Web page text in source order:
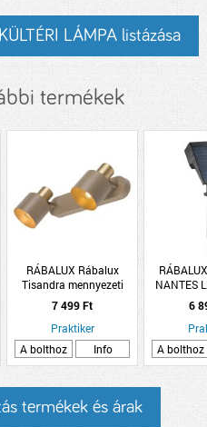
LÁMPA listázása
termékek
RÁBALUX Rábalux
Tisandra mennyezeti
szpot lámpa E14 max.
2x10W L35cm szürkebézs
7 499 Ft
Praktiker
A bolthoz
Info
NANTES
0,5W
6
A bolthoz
termékek és árak